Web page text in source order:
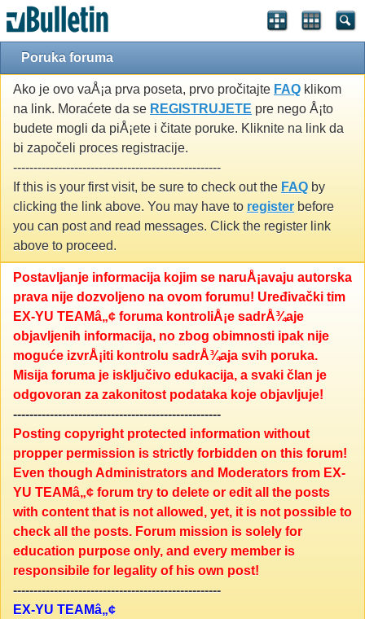
Poruka foruma
Ako je ovo vaÅ¡a prva poseta, prvo pročitajte FAQ klikom
na link. Moraćete da se REGISTRUJETE pre nego Å¡to
budete mogli da piÅ¡ete i čitate poruke. Kliknite na link da
bi započeli proces registracije.
---------------------------------------------------
If this is your first visit, be sure to check out the FAQ by
clicking the link above. You may have to register before
you can post and read messages. Click the register link
above to proceed.
Postavljanje informacija kojim se naruÅ¡avaju autorska
prava nije dozvoljeno na ovom forumu! Uređivački tim
EX-YU TEAMâ„¢ foruma kontroliÅ¡e sadrÅ¾aje
objavljenih informacija, no zbog obimnosti ipak nije
moguće izvrÅ¡iti kontrolu sadrÅ¾aja svih poruka.
Misija foruma je isključivo edukacija, a svaki član je
odgovoran za zakonitost podataka koje objavljuje!
---------------------------------------------------
Posting copyright protected information without
propper permission is strictly forbidden on this forum!
Even though Administrators and Moderators from EX-
YU TEAMâ„¢ forum try to delete or edit all the posts
with content that is not allowed, yet, it is not possible to
check all the posts. Forum mission is solely for
education purpose only, and every member is
responsibile for legality of his own post!
---------------------------------------------------
EX-YU TEAMâ„¢